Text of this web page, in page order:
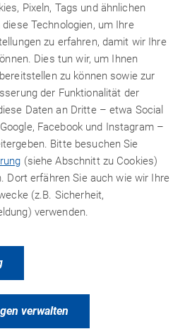
1-Kund hochfester Kleb- und
zur Befestigung von
Lagern. Hält dynamischen
Temperaturbeständig bis +150
Maximales Gewinde M 12.
®RL 67.
Pixeln, Tags und ähnlichen
Technologien, um Ihre
zu erfahren, damit wir Ihre
Dies tun wir, um Ihnen
zu können sowie zur
der Funktionalität der
Daten an Dritte – etwa Social
Facebook und Instagram –
Bitte besuchen Sie
(siehe Abschnitt zu Cookies)
Dort erfähren Sie auch wie wir Ihre
(z.B. Sicherheit,
verwenden.
verwalten